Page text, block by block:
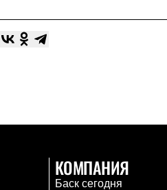
КОМПАНИЯ
Баск сегодня